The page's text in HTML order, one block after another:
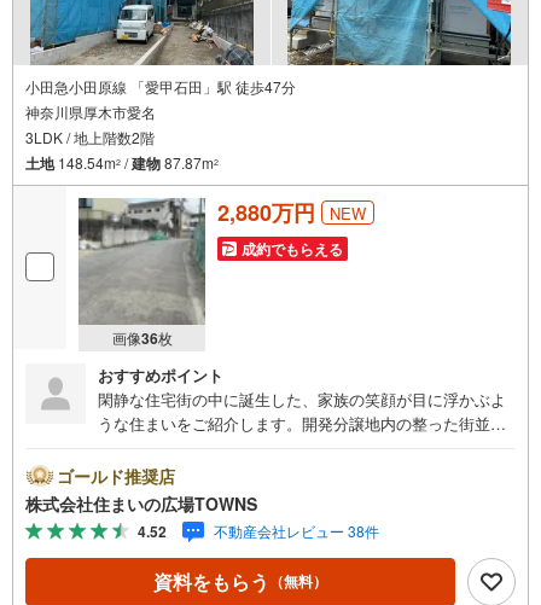
小田急小田原線 「愛甲石田」駅 徒歩47分
神奈川県厚木市愛名
3LDK / 地上階数2階
土地148.54m2 /建物87.87m2
画像36枚
2,880万円 NEW
成約でもらえる
おすすめポイント
閑静な住宅街の中に誕生した、家族の笑顔が目に浮かぶよ
うな住まいをご紹介します。開発分譲地内の整った街並み
し入れもスムーズ。駐車スペースは最大3台まで対応可能
で、来客時や将来の増車にも柔軟に応えられます。建物は
耐震・制震構造を兼ね備え、設計住宅性能評価も取得した
安心の品質。全居室に複層ガラスを採用した省エネ設計に
より、一年中快適な室温を保ちます。15帖以上の広々とし
たLDKは、会話が弾む対面式キッチンを中心に家族が集う
ゴールド推奨店
株式会社住まいの広場TOWNS
4.52 不動産会社レビュー 38件
資料をもらう （無料）